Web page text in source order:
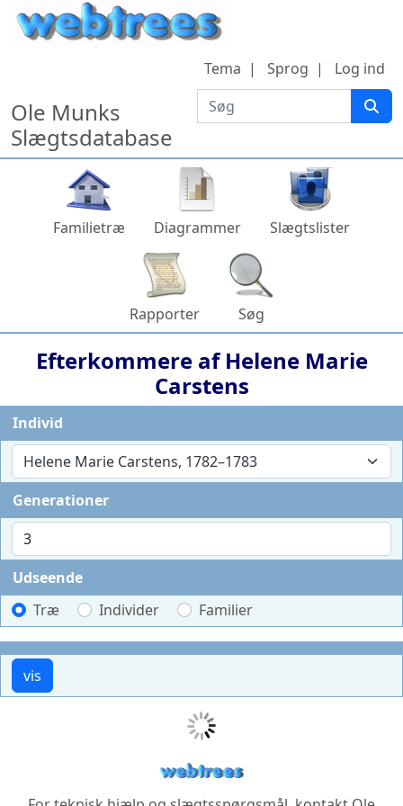
Hop til indhold
Ole Munks
Slægtsdatabase
Søg
Tema Sprog Log ind
Familietræ Diagrammer Slægtslister
Rapporter Søg
Efterkommere afHelene Marie
Carstens
Individ
Helene Marie Carstens, 1782–1783
Generationer
Udseende
Træ
Individer Familier